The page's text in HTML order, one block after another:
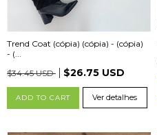
Trend Coat (cópia) (cópia) - (cópia)
- (...
$34.45 USD
$26.75 USD
ADD TO CART Ver detalhes